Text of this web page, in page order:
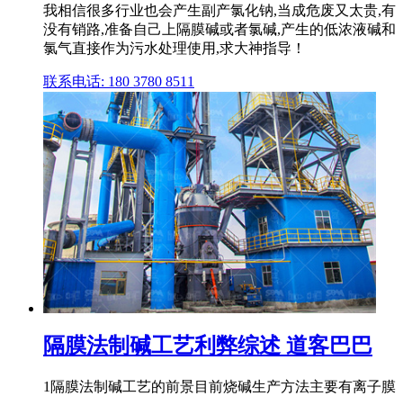
我相信很多行业也会产生副产氯化钠,当成危废又太贵,有
没有销路,准备自己上隔膜碱或者氯碱,产生的低浓液碱和
氯气直接作为污水处理使用,求大神指导！
联系电话: 180 3780 8511
隔膜法制碱工艺利弊综述 道客巴巴
1隔膜法制碱工艺的前景目前烧碱生产方法主要有离子膜